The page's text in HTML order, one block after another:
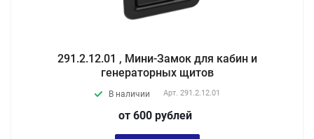
291.2.12.01 , Мини-Замок для кабин и
генераторных щитов
В наличии Арт. 291.2.12.01
от 600 рублей